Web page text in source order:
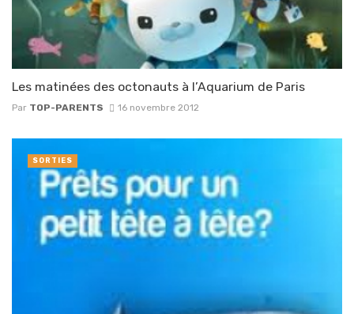
Les matinées des octonauts à l’Aquarium de Paris
Par TOP-PARENTS 16 novembre 2012
SORTIES